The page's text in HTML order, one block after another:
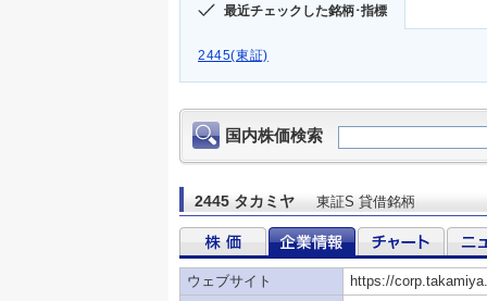
最近チェックした銘柄･指標
2445(東証)